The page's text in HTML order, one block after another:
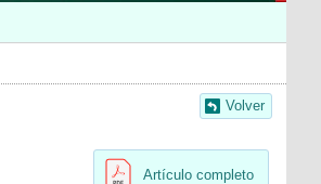
Volver
Artículo completo